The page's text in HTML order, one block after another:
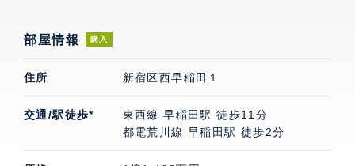
部屋情報 購入
住所 新宿区西早稲田１
交通/駅徒歩*
東西線 早稲田駅 徒歩11分
都電荒川線 早稲田駅 徒歩2分